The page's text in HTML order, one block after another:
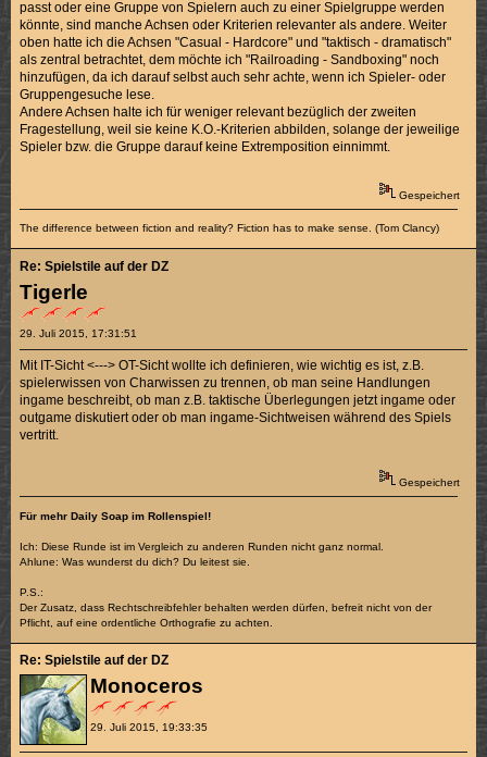
passt oder eine Gruppe von Spielern auch zu einer Spielgruppe werden
könnte, sind manche Achsen oder Kriterien relevanter als andere. Weiter
oben hatte ich die Achsen "Casual - Hardcore" und "taktisch - dramatisch"
als zentral betrachtet, dem möchte ich "Railroading - Sandboxing" noch
hinzufügen, da ich darauf selbst auch sehr achte, wenn ich Spieler- oder
Gruppengesuche lese.
Andere Achsen halte ich für weniger relevant bezüglich der zweiten
Fragestellung, weil sie keine K.O.-Kriterien abbilden, solange der jeweilige
Spieler bzw. die Gruppe darauf keine Extremposition einnimmt.
Gespeichert
The difference between fiction and reality? Fiction has to make sense. (Tom Clancy)
Tigerle
29. Juli 2015, 17:31:51
Re: Spielstile auf der DZ
Mit IT-Sicht <---> OT-Sicht wollte ich definieren, wie wichtig es ist, z.B.
spielerwissen von Charwissen zu trennen, ob man seine Handlungen
ingame beschreibt, ob man z.B. taktische Überlegungen jetzt ingame oder
outgame diskutiert oder ob man ingame-Sichtweisen während des Spiels
vertritt.
Gespeichert
Für mehr Daily Soap im Rollenspiel!
Ich: Diese Runde ist im Vergleich zu anderen Runden nicht ganz normal.
Ahlune: Was wunderst du dich? Du leitest sie.
P.S.:
Der Zusatz, dass Rechtschreibfehler behalten werden dürfen, befreit nicht von der
Pflicht, auf eine ordentliche Orthografie zu achten.
Monoceros
29. Juli 2015, 19:33:35
Re: Spielstile auf der DZ